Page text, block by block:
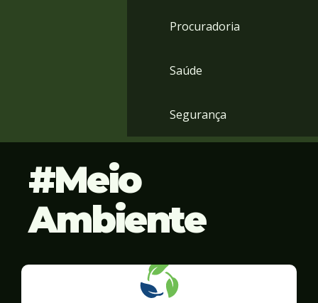
Procuradoria
Saúde
Segurança
Meio
Ambiente